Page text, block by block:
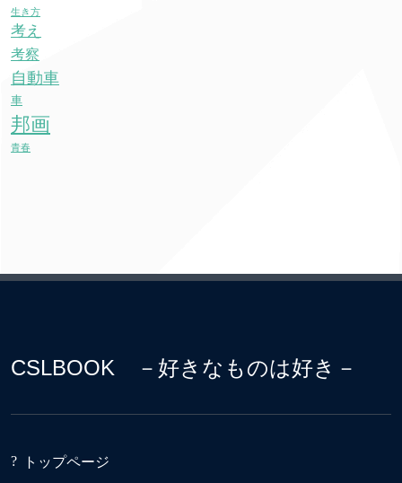
生き方
考え
考察
自動車
車
邦画
青春
CSLBOOK －好きなものは好き－
トップページ